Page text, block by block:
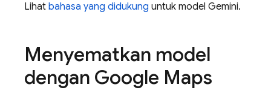
Lihat bahasa yang didukung untuk model Gemini.
Menyematkan model
dengan Google Maps